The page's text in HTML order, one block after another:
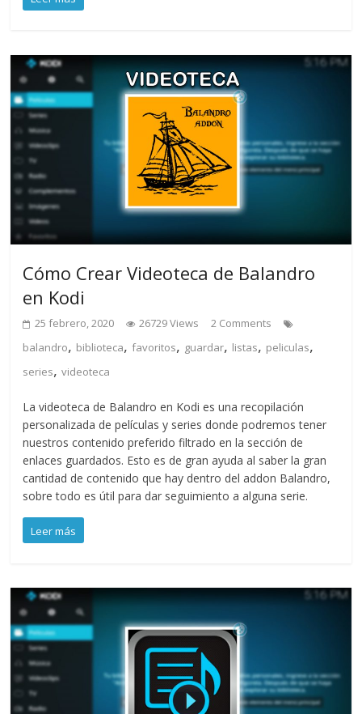
Cómo Crear Videoteca de Balandro
en Kodi
25 febrero, 2020 26729 Views
2 Comments
balandro, biblioteca,favoritos, guardar, listas, peliculas,
series,videoteca
La videoteca de Balandro en Kodi es una recopilación
personalizada de películas y series donde podremos tener
nuestros contenido preferido filtrado en la sección de
enlaces guardados. Esto es de gran ayuda al saber la gran
cantidad de contenido que hay dentro del addon Balandro,
sobre todo es útil para dar seguimiento a alguna serie.
Leer más